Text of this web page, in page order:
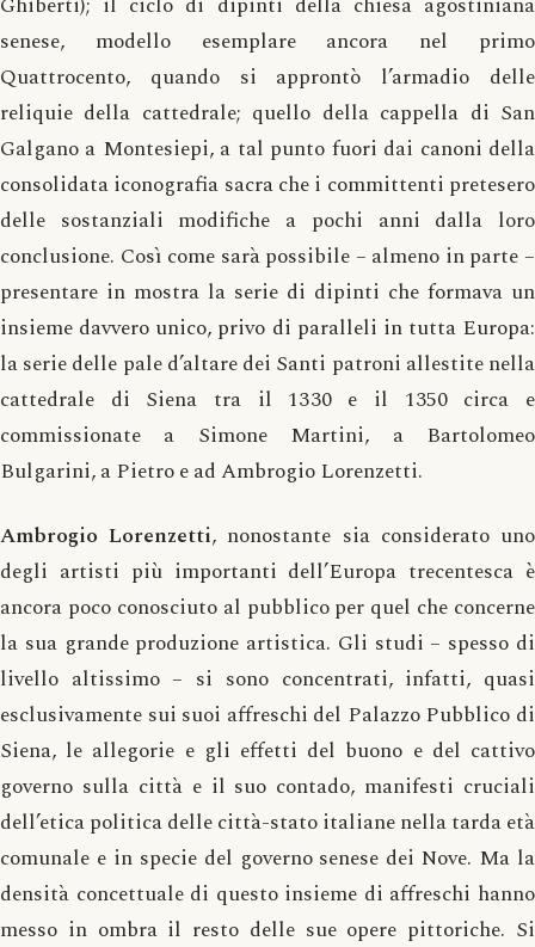
senese, modello esemplare ancora nel primo
Quattrocento, quando si approntò l’armadio delle
reliquie della cattedrale; quello della cappella di San
Galgano a Montesiepi, a tal punto fuori dai canoni della
consolidata iconografia sacra che i committenti pretesero
delle sostanziali modifiche a pochi anni dalla loro
conclusione. Così come sarà possibile – almeno in parte –
presentare in mostra la serie di dipinti che formava un
insieme davvero unico, privo di paralleli in tutta Europa:
la serie delle pale d’altare dei Santi patroni allestite nella
cattedrale di Siena tra il 1330 e il 1350 circa e
commissionate a Simone Martini, a Bartolomeo
Bulgarini, a Pietro e ad Ambrogio Lorenzetti.
Ambrogio Lorenzetti, nonostante sia considerato uno
degli artisti più importanti dell’Europa trecentesca è
ancora poco conosciuto al pubblico per quel che concerne
la sua grande produzione artistica. Gli studi – spesso di
livello altissimo – si sono concentrati, infatti, quasi
esclusivamente sui suoi affreschi del Palazzo Pubblico di
Siena, le allegorie e gli effetti del buono e del cattivo
governo sulla città e il suo contado, manifesti cruciali
dell’etica politica delle città-stato italiane nella tarda età
comunale e in specie del governo senese dei Nove. Ma la
densità concettuale di questo insieme di affreschi hanno
messo in ombra il resto delle sue opere pittoriche. Si